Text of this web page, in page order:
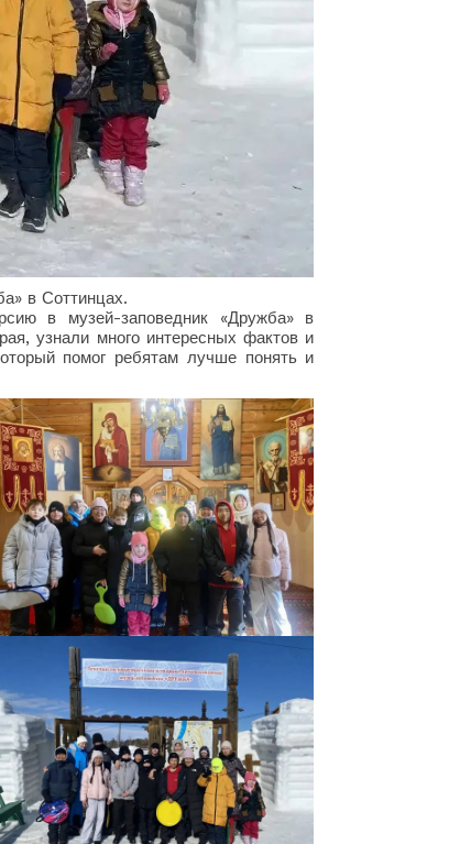
в Соттинцах.
в музей-заповедник «Дружба» в
узнали много интересных фактов и
помог ребятам лучше понять и